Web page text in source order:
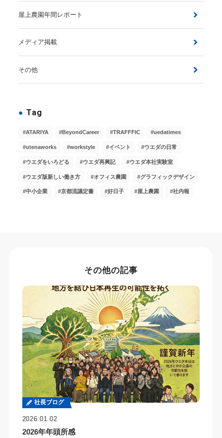
屋上農園年間レポート
メディア掲載
その他
Tag
ATARIYA BeyondCareer TRAFFFIC uedatimes
utenaworks workstyle イベント ウエダの日常
ウエダをいろどる ウエダ再興記 ウエダ本社実験室
ウエダ版新しい働き方 オフィス農園 グラフィックデザイン
中小企業 京都流議定書 好日子 屋上農園 社内報
その他の記事
社長ブログ
2026.01.02
2026年年頭所感